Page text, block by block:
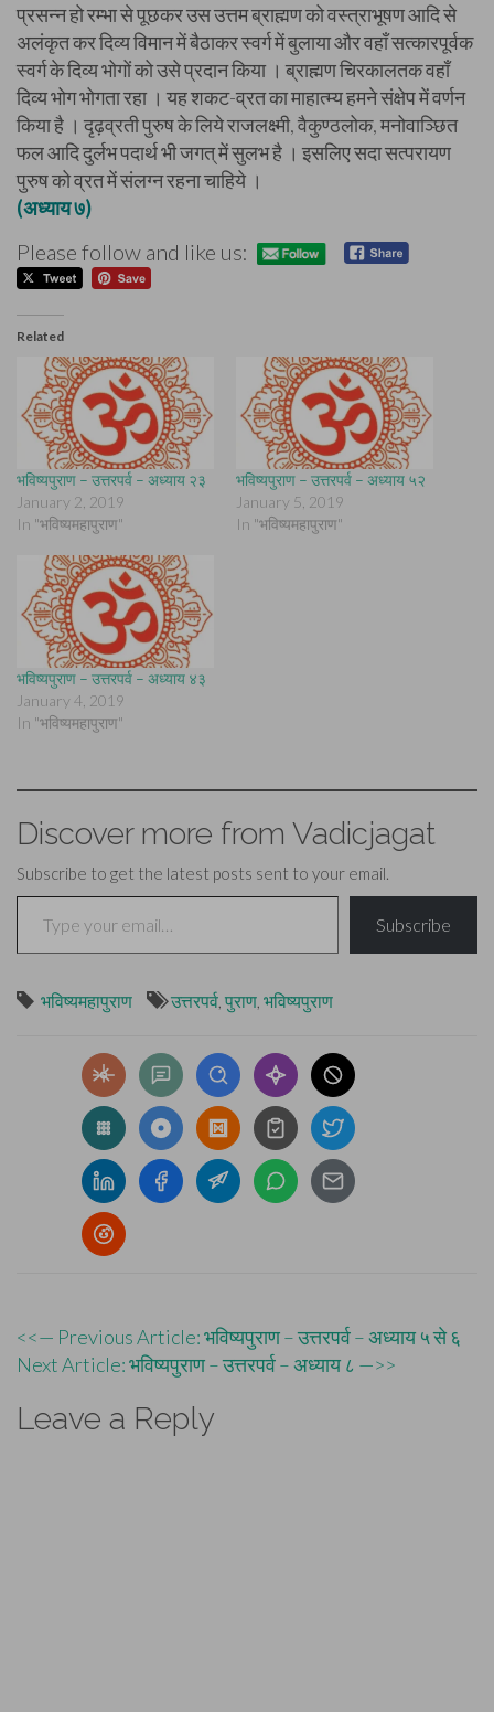
प्रसन्न हो रम्भा से पूछकर उस उत्तम ब्राह्मण को वस्त्राभूषण आदि से
अलंकृत कर दिव्य विमान में बैठाकर स्वर्ग में बुलाया और वहाँ सत्कारपूर्वक
स्वर्ग के दिव्य भोगों को उसे प्रदान किया । ब्राह्मण चिरकालतक वहाँ
दिव्य भोग भोगता रहा । यह शकट-व्रत का माहात्म्य हमने संक्षेप में वर्णन
किया है । दृढ़व्रती पुरुष के लिये राजलक्ष्मी, वैकुण्ठलोक, मनोवाञ्छित
फल आदि दुर्लभ पदार्थ भी जगत् में सुलभ है । इसलिए सदा सत्परायण
पुरुष को व्रत में संलग्न रहना चाहिये ।
(अध्याय ७)
Please follow and like us:
Related
भविष्यपुराण – उत्तरपर्व – अध्याय २३
January 2, 2019
In "भविष्यमहापुराण"
भविष्यपुराण – उत्तरपर्व – अध्याय ५२
January 5, 2019
In "भविष्यमहापुराण"
भविष्यपुराण – उत्तरपर्व – अध्याय ४३
January 4, 2019
In "भविष्यमहापुराण"
Discover more from Vadicjagat
Subscribe to get the latest posts sent to your email.
Type your email…
Subscribe
भविष्यमहापुराण उत्तरपर्व, पुराण, भविष्यपुराण
Post
navigation
<<— Previous Article: भविष्यपुराण – उत्तरपर्व – अध्याय ५ से ६
Next Article: भविष्यपुराण – उत्तरपर्व – अध्याय ८ —>>
Leave a Reply